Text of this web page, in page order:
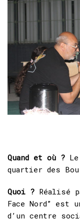
Quand et où ?
quartier des
Quoi ? Réalisé
Face Nord” est
d’un centre